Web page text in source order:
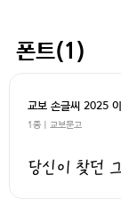
폰트( 1 )
교보 손글씨 2025
1종 | 교보문고
당신이 찾던